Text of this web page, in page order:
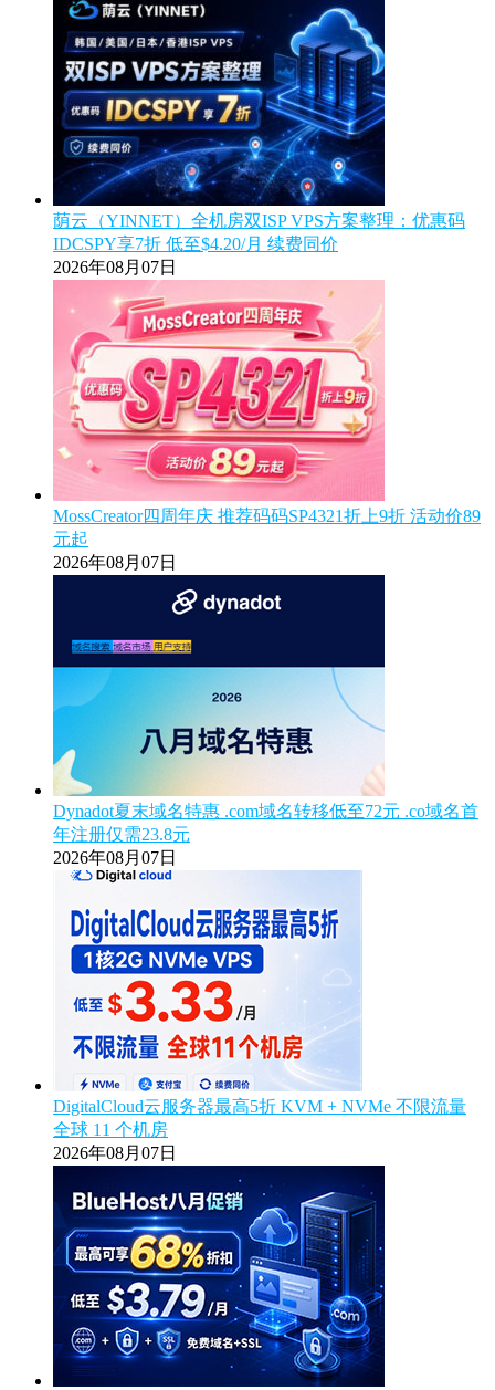
荫云（YINNET）全机房双ISP VPS方案整理：优惠码
IDCSPY享7折 低至$4.20/月 续费同价
2026年08月07日
MossCreator四周年庆 推荐码码SP4321折上9折 活动价89
元起
2026年08月07日
Dynadot夏末域名特惠 .com域名转移低至72元 .co域名首
年注册仅需23.8元
2026年08月07日
DigitalCloud云服务器最高5折 KVM + NVMe 不限流量
全球 11 个机房
2026年08月07日